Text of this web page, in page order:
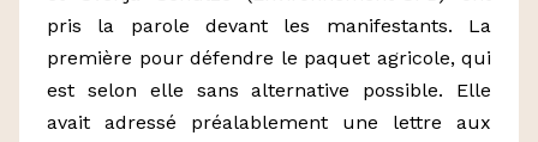
pris la parole devant les manifestants. La
première pour défendre le paquet agricole, qui
est selon elle sans alternative possible. Elle
avait adressé préalablement une lettre aux